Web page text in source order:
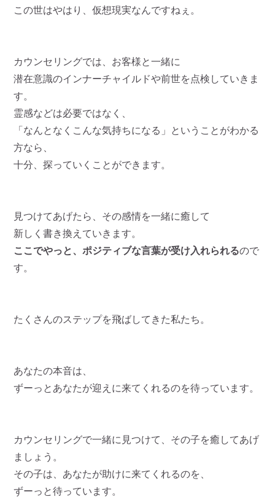
この世はやはり、仮想現実なんですねぇ。
カウンセリングでは、お客様と一緒に
潜在意識のインナーチャイルドや前世を点検していきま
す。
霊感などは必要ではなく、
「なんとなくこんな気持ちになる」ということがわかる
方なら、
十分、探っていくことができます。
見つけてあげたら、その感情を一緒に癒して
新しく書き換えていきます。
ここでやっと、ポジティブな言葉が受け入れられるので
す。
たくさんのステップを飛ばしてきた私たち。
あなたの本音は、
ずーっとあなたが迎えに来てくれるのを待っています。
カウンセリングで一緒に見つけて、その子を癒してあげ
ましょう。
その子は、あなたが助けに来てくれるのを、
ずーっと待っています。